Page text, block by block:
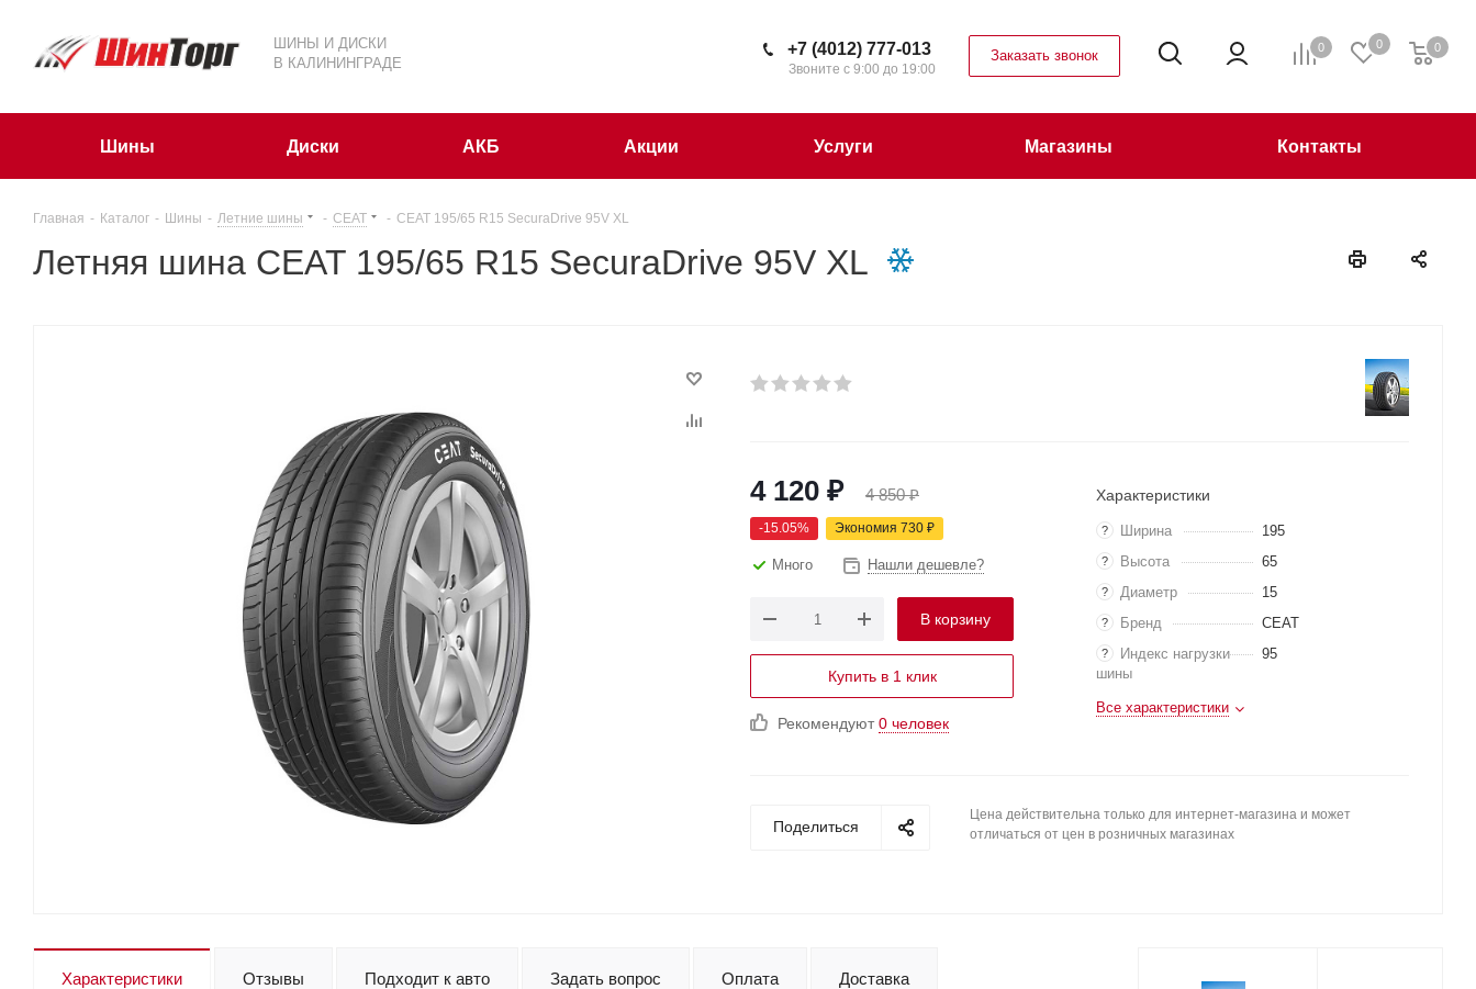
ШИНЫ И ДИСКИ
В КАЛИНИНГРАДЕ
0 0 0
+7 (4012) 777-013
Звоните с 9:00 до 19:00
Заказать звонок
Шины Диски АКБ Акции Услуги Магазины Контакты
Главная - Каталог - Шины - Летние шины - CEAT - CEAT 195/65 R15 SecuraDrive 95V XL
Летняя шина CEAT 195/65 R15 SecuraDrive 95V XL
4 120 ₽ 4 850₽
-15.05% Экономия 730 ₽
Много Нашли дешевле?
В корзину
Купить в 1 клик
Рекомендуют0 человек
Характеристики
? Ширина 195
? Высота 65
? Диаметр 15
? Бренд CEAT
?
Индекс нагрузки
шины
95
Все характеристики
Поделиться
Цена действительна только для интернет-магазина и может
отличаться от цен в розничных магазинах
Характеристики Отзывы Подходит к авто Задать вопрос Оплата Доставка